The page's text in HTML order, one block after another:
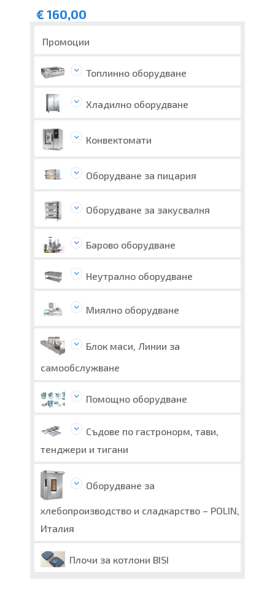
€ 160,00
Промоции
Топлинно оборудване
Хладилно оборудване
Конвектомати
Оборудване за пицария
Оборудване за закусвалня
Барово оборудване
Неутрално оборудване
Миялно оборудване
Блок маси, Линии за
самообслужване
Помощно оборудване
Съдове по гастронорм, тави,
тенджери и тигани
Оборудване за
хлебопроизводство и сладкарство – POLIN,
Италия
Плочи за котлони BISI